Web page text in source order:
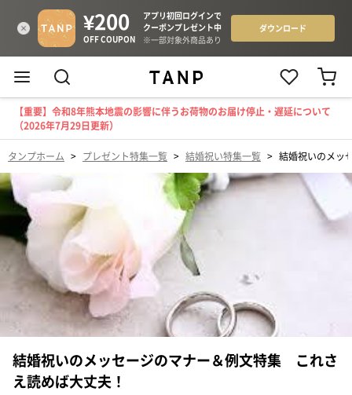
【重要】令和8年熊本地震の影響に伴うお荷物のお届け停止・遅延について
（2026年7月29日更新）
タンプホーム > プレゼント特集一覧 > 結婚祝い特集一覧 > 結婚祝いのメッ
結婚祝いのメッセージのマナー＆例文特集 これさ
え読めば大丈夫！